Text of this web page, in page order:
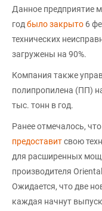
Данное предприятие
год было закрыто 6
технических
загружены на 90%.
Компания также
полипропилена (ПП)
тыс. тонн в год.
Ранее отмечалось,
предоставитсвою
для расширенных
производителя
Ожидается, что две
каждая начнут